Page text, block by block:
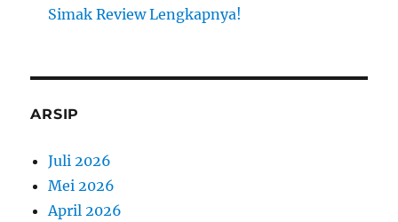
Simak Review Lengkapnya!
ARSIP
Juli 2026
Mei 2026
April 2026